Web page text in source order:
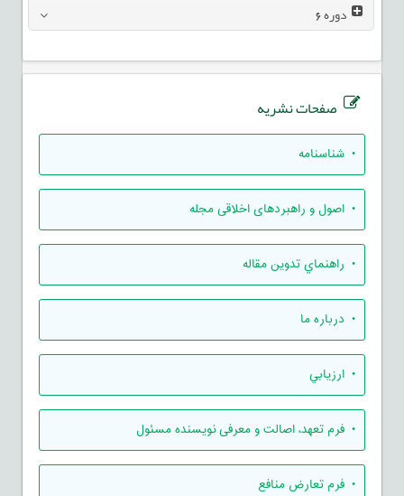
دوره6
صفحات نشریه
• شناسنامه
• اصول و راهبردهای اخلاقی مجله
• راهنماي تدوين مقاله
• درباره ما
• ارزيابي
• فرم تعهد، اصالت و معرفی نویسنده مسئول
• فرم تعارض منافع